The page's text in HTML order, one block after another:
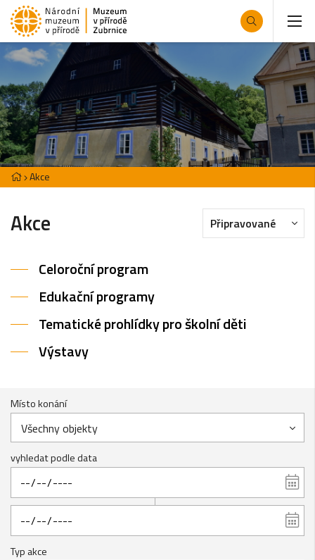
Akce
Akce Připravované
Celoroční program
Edukační programy
Tematické prohlídky pro školní děti
Výstavy
Místo konání
Všechny objekty
vyhledat podle data
Typ akce